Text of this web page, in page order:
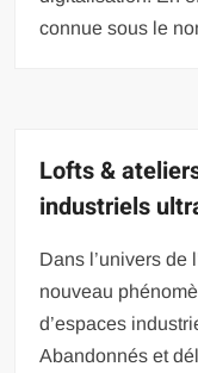
connue sous le
Lofts &
industriels
Dans l’univers de
nouveau
d’espaces
Abandonnés et